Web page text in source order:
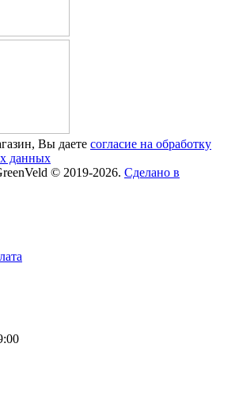
Вы даете согласие на обработку
данных
© 2019-2026. Сделано в